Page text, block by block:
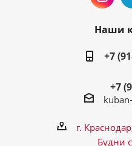
Наши
+7
+7
г.
Будни